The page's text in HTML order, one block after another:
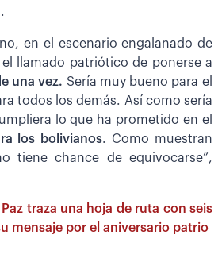
en el escenario engalanado de
llamado patriótico de ponerse a
una vez. Sería muy bueno para el
todos los demás. Así como sería
lo que ha prometido en el
los bolivianos. Como muestran
tiene chance de equivocarse”,
Paz traza una hoja de ruta con seis
mensaje por el aniversario patrio